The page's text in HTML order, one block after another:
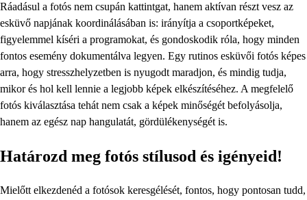
Ráadásul a fotós nem csupán kattintgat, hanem aktívan részt vesz az
esküvő napjának koordinálásában is: irányítja a csoportképeket,
figyelemmel kíséri a programokat, és gondoskodik róla, hogy minden
fontos esemény dokumentálva legyen. Egy rutinos esküvői fotós képes
arra, hogy stresszhelyzetben is nyugodt maradjon, és mindig tudja,
mikor és hol kell lennie a legjobb képek elkészítéséhez. A megfelelő
fotós kiválasztása tehát nem csak a képek minőségét befolyásolja,
hanem az egész nap hangulatát, gördülékenységét is.
Határozd meg fotós stílusod és igényeid!
Mielőtt elkezdenéd a fotósok keresgélését, fontos, hogy pontosan tudd,